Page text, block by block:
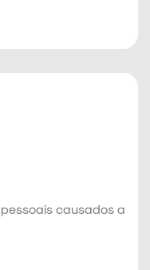
causados a